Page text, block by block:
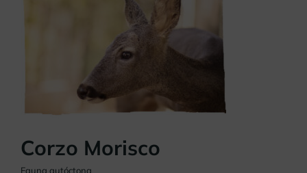
Corzo Morisco
Fauna autóctona